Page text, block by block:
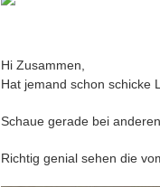
Hi Zusammen,
Hat jemand schon schicke
Schaue gerade bei
Richtig genial sehen die